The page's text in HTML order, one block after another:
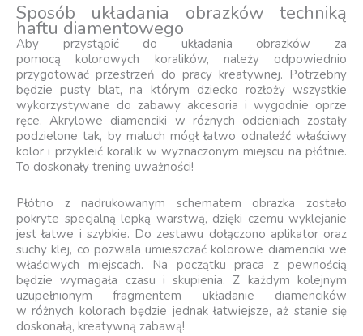
Sposób układania obrazków techniką
haftu diamentowego
Aby przystąpić do układania obrazków za
pomocą kolorowych koralików, należy odpowiednio
przygotować przestrzeń do pracy kreatywnej. Potrzebny
będzie pusty blat, na którym dziecko rozłoży wszystkie
wykorzystywane do zabawy akcesoria i wygodnie oprze
ręce. Akrylowe diamenciki w różnych odcieniach zostały
podzielone tak, by maluch mógł łatwo odnaleźć właściwy
kolor i przykleić koralik w wyznaczonym miejscu na płótnie.
To doskonały trening uważności!
Płótno z nadrukowanym schematem obrazka zostało
pokryte specjalną lepką warstwą, dzięki czemu wyklejanie
jest łatwe i szybkie. Do zestawu dołączono aplikator oraz
suchy klej, co pozwala umieszczać kolorowe diamenciki we
właściwych miejscach. Na początku praca z pewnością
będzie wymagała czasu i skupienia. Z każdym kolejnym
uzupełnionym fragmentem układanie diamencików
w różnych kolorach będzie jednak łatwiejsze, aż stanie się
doskonałą, kreatywną zabawą!